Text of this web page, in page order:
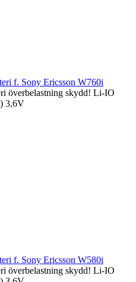
f. Sony Ericsson W760i
överbelastning skydd! Li-IO
3,6V
f. Sony Ericsson W580i
överbelastning skydd! Li-IO